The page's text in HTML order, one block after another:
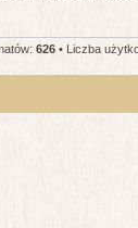
626 • Liczba